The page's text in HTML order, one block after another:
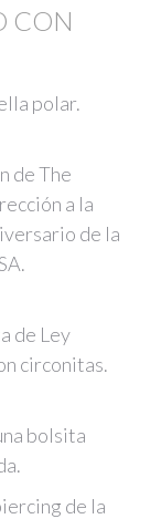
CON
polar.
de The
a la
de la
de Ley
circonitas.
bolsita
de la